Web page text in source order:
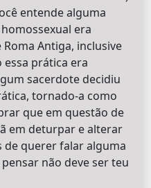
entende alguma
era
Antiga, inclusive
prática era
sacerdote decidiu
tornado-a como
que em questão de
em deturpar e alterar
de querer falar alguma
não deve ser teu